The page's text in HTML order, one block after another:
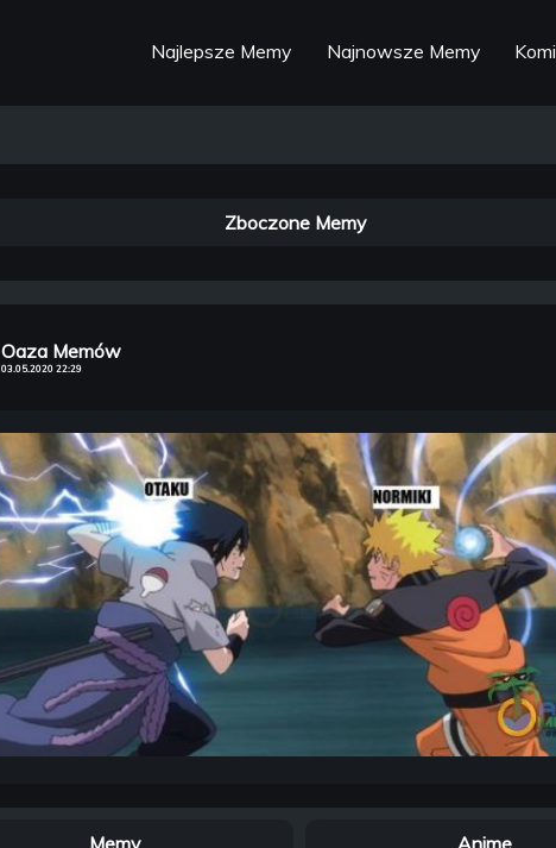
Najlepsze Memy Najnowsze Memy
Zboczone Memy
Oaza Memów
03.05.2020 22:29
Memy Anime